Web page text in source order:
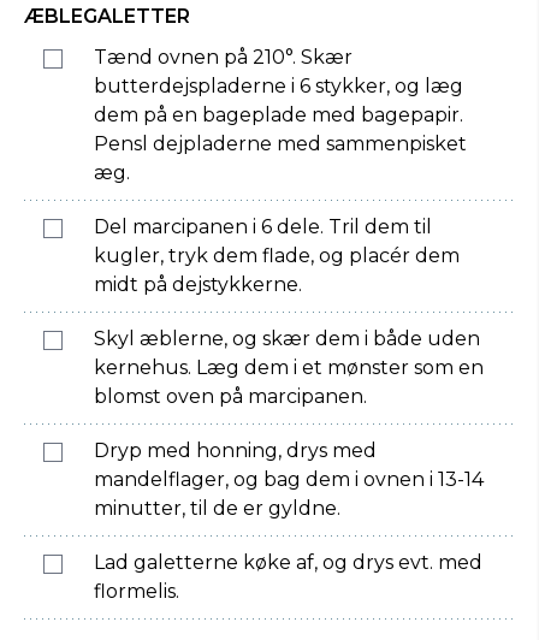
ÆBLEGALETTER
Tænd ovnen på 210°. Skær
butterdejspladerne i 6 stykker, og læg
dem på en bageplade med bagepapir.
Pensl dejpladerne med sammenpisket
æg.
Del marcipanen i 6 dele. Tril dem til
kugler, tryk dem flade, og placér dem
midt på dejstykkerne.
Skyl æblerne, og skær dem i både uden
kernehus. Læg dem i et mønster som en
blomst oven på marcipanen.
Dryp med honning, drys med
mandelflager, og bag dem i ovnen i 13-14
minutter, til de er gyldne.
Lad galetterne køke af, og drys evt. med
flormelis.